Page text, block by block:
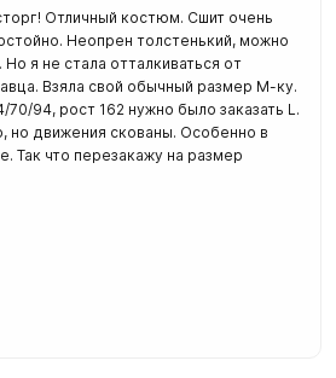
Отличный костюм. Сшит очень
Неопрен толстенький, можно
я не стала отталкиваться от
Взяла свой обычный размер М-ку.
94, рост 162 нужно было заказать L.
но движения скованы. Особенно в
Так что перезакажу на размер